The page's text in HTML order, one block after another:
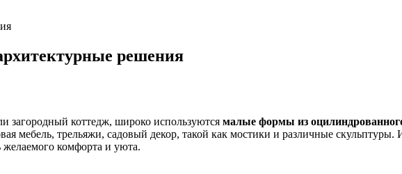
решения
загородный коттедж, широко используются малые формы из
мебель, трельяжи, садовый декор, такой как мостики и различные скульптуры.
желаемого комфорта и уюта.